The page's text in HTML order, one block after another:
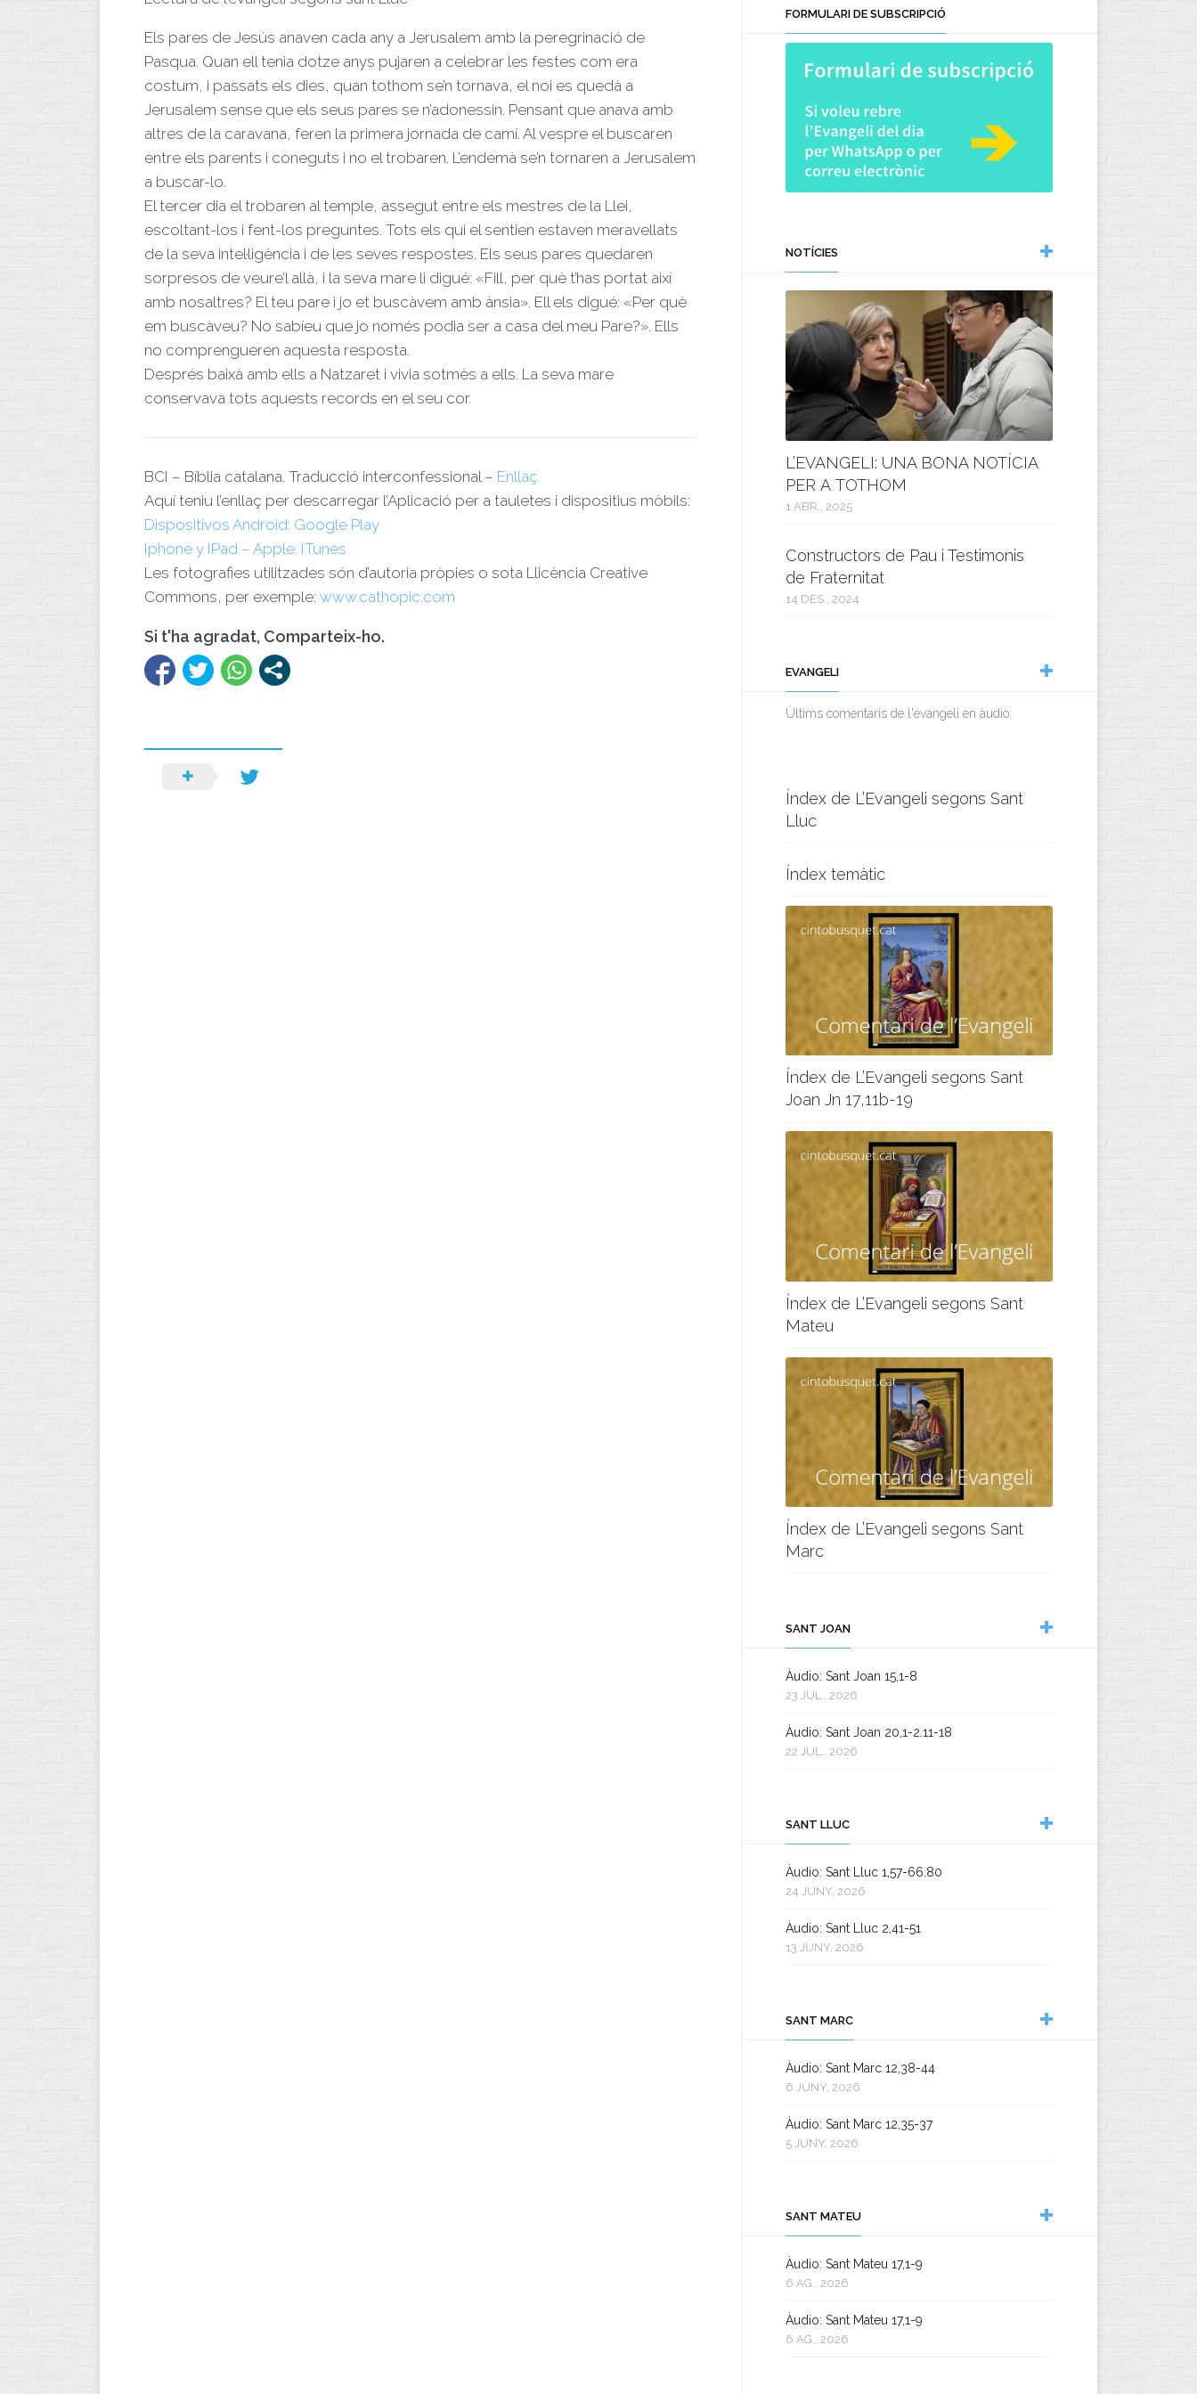
fletxa
cap
avall
per
a
disminuir
el
volum.
Els pares de Jesús anaven cada any a Jerusalem amb la peregrinació de
Pasqua. Quan ell tenia dotze anys pujaren a celebrar les festes com era
costum, i passats els dies, quan tothom se’n tornava, el noi es quedà a
Jerusalem sense que els seus pares se n’adonessin. Pensant que anava amb
altres de la caravana, feren la primera jornada de camí. Al vespre el buscaren
entre els parents i coneguts i no el trobaren. L’endemà se’n tornaren a Jerusalem
a buscar-lo.
El tercer dia el trobaren al temple, assegut entre els mestres de la Llei,
escoltant-los i fent-los preguntes. Tots els qui el sentien estaven meravellats
de la seva intel·ligència i de les seves respostes. Els seus pares quedaren
sorpresos de veure’l allà, i la seva mare li digué: «Fill, per què t’has portat així
amb nosaltres? El teu pare i jo et buscàvem amb ànsia». Ell els digué: «Per què
em buscàveu? No sabíeu que jo només podia ser a casa del meu Pare?». Ells
no comprengueren aquesta resposta.
Després baixà amb ells a Natzaret i vivia sotmès a ells. La seva mare
conservava tots aquests records en el seu cor.
BCI – Bíblia catalana. Traducció interconfessional – Enllaç
Aquí teniu l’enllaç per descarregar l’Aplicació per a tauletes i dispositius mòbils:
Dispositivos Android: Google Play
Iphone y IPad – Apple: ITunes
Les fotografies utilitzades són d’autoria pròpies o sota Llicència Creative
Commons, per exemple: www.cathopic.com
Si t'ha agradat, Comparteix-ho.
FORMULARI DE SUBSCRIPCIÓ
NOTÍCIES
L’EVANGELI: UNA BONA NOTÍCIA
PER A TOTHOM
1 ABR., 2025
Constructors de Pau i Testimonis
de Fraternitat
14 DES., 2024
EVANGELI
Ùltims comentaris de l'evangeli en àudio:
Índex de L’Evangeli segons Sant
Lluc
Índex temàtic
Índex de L’Evangeli segons Sant
Joan Jn 17,11b-19
Índex de L’Evangeli segons Sant
Mateu
Índex de L’Evangeli segons Sant
Marc
SANT JOAN
Àudio: Sant Joan 15,1-8
23 JUL., 2026
Àudio: Sant Joan 20,1-2.11-18
22 JUL., 2026
SANT LLUC
Àudio: Sant Lluc 1,57-66.80
24 JUNY, 2026
Àudio: Sant Lluc 2,41-51
13 JUNY, 2026
SANT MARC
Àudio: Sant Marc 12,38-44
6 JUNY, 2026
Àudio: Sant Marc 12,35-37
5 JUNY, 2026
SANT MATEU
Àudio: Sant Mateu 17,1-9
6 AG., 2026
Àudio: Sant Mateu 17,1-9
6 AG., 2026